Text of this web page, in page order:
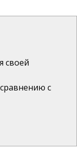
своей
с